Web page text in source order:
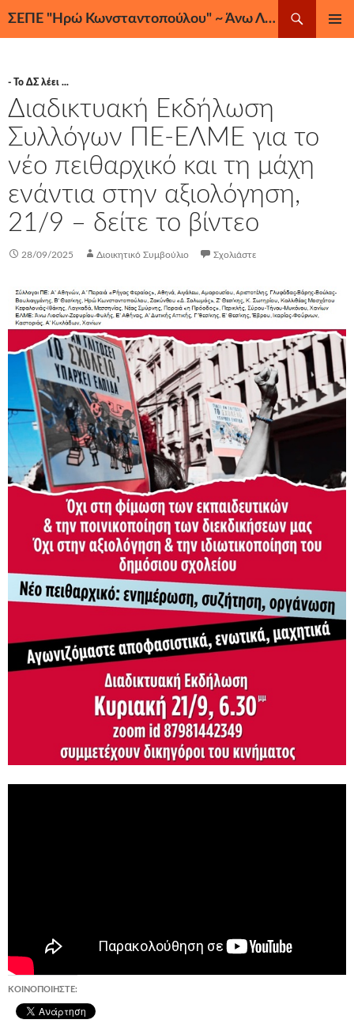
ΣΕΠΕ "Ηρώ Κωνσταντοπούλου" ~ Άνω Λιόσια, Ζεφύρι, Φυλή
- Το ΔΣ λέει ...
Διαδικτυακή Eκδήλωση
Συλλόγων ΠΕ-ΕΛΜΕ για το
νέο πειθαρχικό και τη μάχη
ενάντια στην αξιολόγηση,
21/9 – δείτε το βίντεο
28/09/2025 Διοικητικό Συμβούλιο Σχολιάστε
ΚΟΙΝΟΠΟΙΉΣΤΕ: